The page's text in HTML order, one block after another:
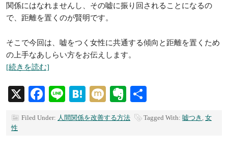
関係にはなれませんし、その嘘に振り回されることになるの
で、距離を置くのが賢明です。
そこで今回は、嘘をつく女性に共通する傾向と距離を置くため
の上手なあしらい方をお伝えします。
[続きを読む]
X Facebook
LineHatenaMixiEvernote
Filed Under: 人間関係を改善する方法 Tagged With: 嘘つき 女
性